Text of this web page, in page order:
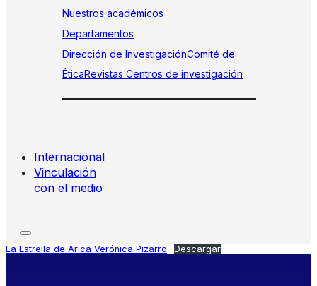
Nuestros académicos
Departamentos
Dirección de InvestigaciónComité de
ÉticaRevistas Centros de investigación
Internacional
Vinculación
con el medio
La Estrella de Arica Verónica Pizarro Descargar